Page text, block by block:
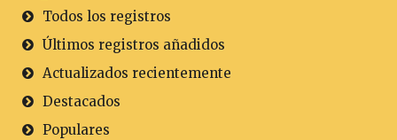
Todos los registros
Últimos registros añadidos
Actualizados recientemente
Destacados
Populares